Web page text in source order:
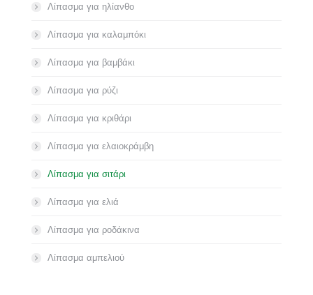
Λίπασμα για ηλίανθο
Λίπασμα για καλαμπόκι
Λίπασμα για βαμβάκι
Λίπασμα για ρύζι
Λίπασμα για κριθάρι
Λίπασμα για ελαιοκράμβη
Λίπασμα για σιτάρι
Λίπασμα για ελιά
Λίπασμα για ροδάκινα
Λίπασμα αμπελιού